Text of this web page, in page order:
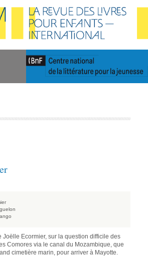
Joëlle Ecormier, sur la question difficile des
Comores via le canal du Mozambique, que
cimetière marin, pour arriver à Mayotte.